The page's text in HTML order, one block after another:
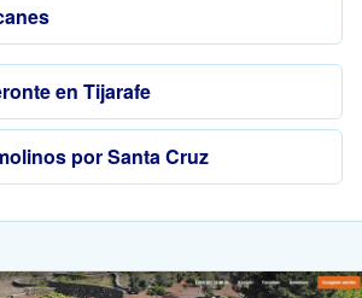
en Tijarafe
por Santa Cruz